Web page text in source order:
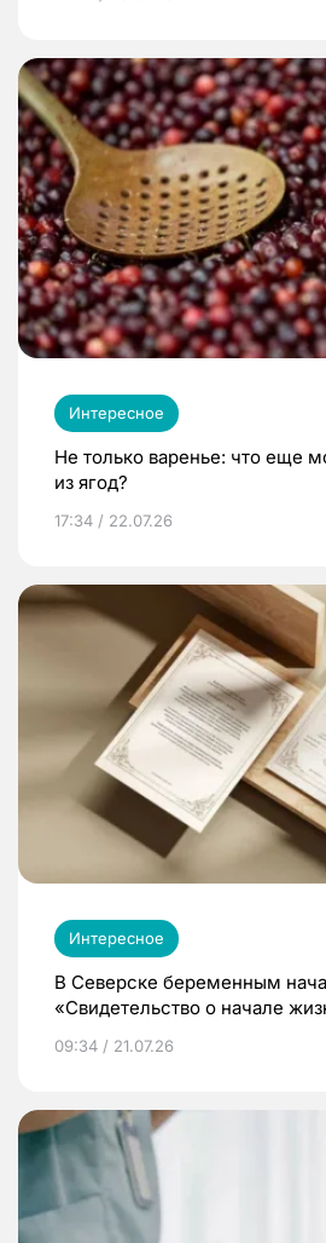
Интересное
Не только варенье: что еще
из ягод?
17:34 / 22.07.26
Интересное
В Северске беременным
«Свидетельство о начале
09:34 / 21.07.26